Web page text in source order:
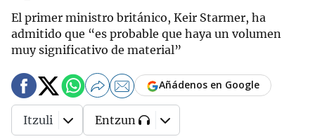
El primer ministro británico, Keir Starmer, ha
admitido que “es probable que haya un volumen
muy significativo de material”
Añádenos en Google
Itzuli Entzun